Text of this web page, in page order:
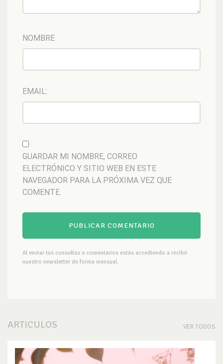
NOMBRE
EMAIL:
GUARDAR MI NOMBRE, CORREO
ELECTRÓNICO Y SITIO WEB EN ESTE
NAVEGADOR PARA LA PRÓXIMA VEZ QUE
COMENTE.
Al enviar tus consultas o comentarios estás accediendo a recibir
nuestro newsletter de forma mensual.
ARTICULOS VER TODOS